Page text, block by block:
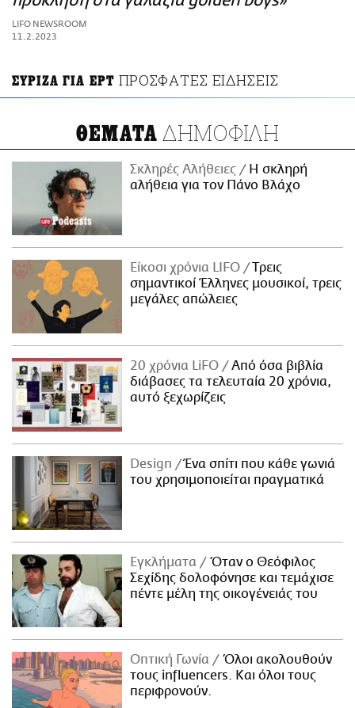
ΑΜΠΑ
PRINT
LIFO NEWSROOM
11.2.2023
ΣΥΡΙΖΑ ΓΙΑ ΕΡΤ ΠΡΟΣΦΑΤΕΣ ΕΙΔΗΣΕΙΣ
ΘΕΜΑΤΑ ΔΗΜΟΦΙΛΗ
Σκληρές Αλήθειες
H σκληρή
αλήθεια για τον Πάνο Βλάχο
Είκοσι χρόνια LIFO
Tρεις
σημαντικοί Έλληνες μουσικοί, τρεις
μεγάλες απώλειες
20 χρόνια LiFO
Από όσα βιβλία
διάβασες τα τελευταία 20 χρόνια,
αυτό ξεχωρίζεις
Design
Ένα σπίτι που κάθε γωνιά
του χρησιμοποιείται πραγματικά
Εγκλήματα
Όταν ο Θεόφιλος
Σεχίδης δολοφόνησε και τεμάχισε
πέντε μέλη της οικογένειάς του
Οπτική Γωνία
Όλοι ακολουθούν
τους influencers. Και όλοι τους
περιφρονούν.